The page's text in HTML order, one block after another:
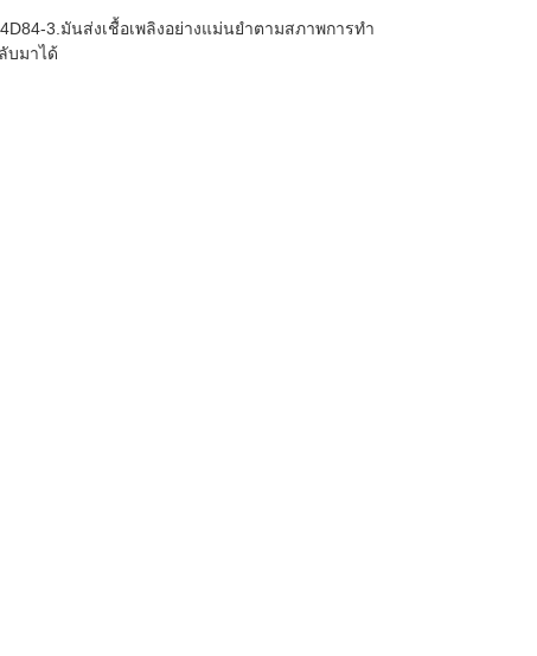
3.มันส่งเชื้อเพลิงอย่างแม่นยําตามสภาพการทํา
บมาได้